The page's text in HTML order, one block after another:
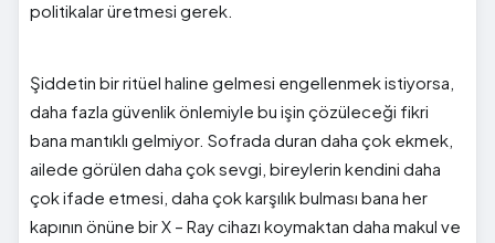
politikalar üretmesi gerek.
Şiddetin bir ritüel haline gelmesi engellenmek istiyorsa,
daha fazla güvenlik önlemiyle bu işin çözüleceği fikri
bana mantıklı gelmiyor. Sofrada duran daha çok ekmek,
ailede görülen daha çok sevgi, bireylerin kendini daha
çok ifade etmesi, daha çok karşılık bulması bana her
kapının önüne bir X – Ray cihazı koymaktan daha makul ve